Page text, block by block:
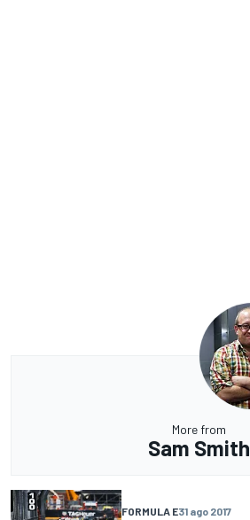
More from
Sam Smith
FORMULA E31 ago 2017